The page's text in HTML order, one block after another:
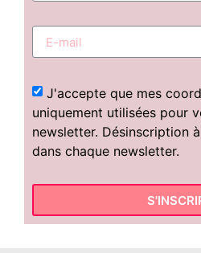
J'accepte que mes
uniquement utilisées pour
newsletter. Désinscription
dans chaque newsletter.